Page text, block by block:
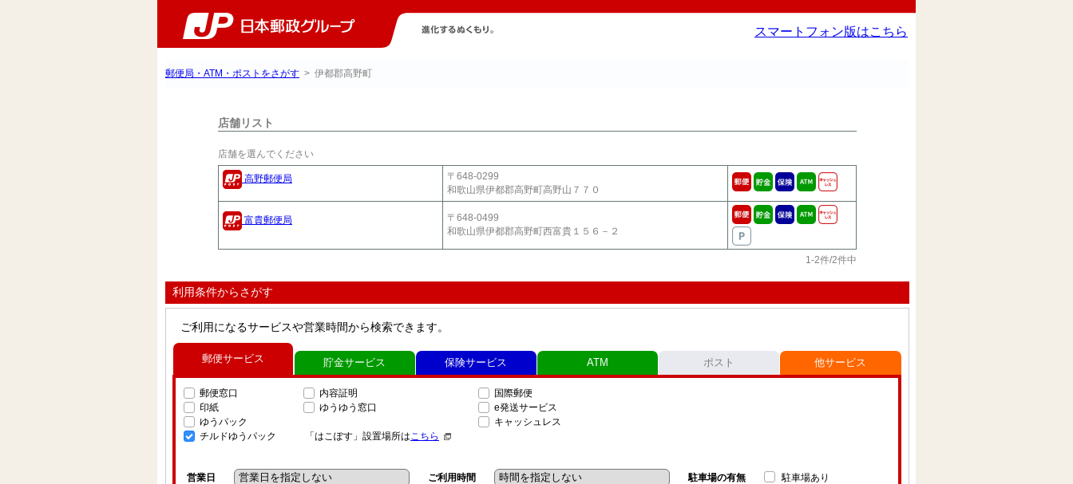
スマートフォン版はこちら
郵便局・ATM・ポストをさがす > 伊都郡高野町
店舗リスト
店舗を選んでください
高野郵便局
〒648-0299
和歌山県伊都郡高野町高野山７７０
富貴郵便局
〒648-0499
和歌山県伊都郡高野町西富貴１５６－２
1-2件/2件中
利用条件からさがす
ご利用になるサービスや営業時間から検索できます。
郵便サービス
郵便窓口
印紙
ゆうパック
チルドゆうパック
内容証明
ゆうゆう窓口
「はこぽす」設置場所はこちら
国際郵便
e発送サービス
キャッシュレス
営業日 ご利用時間 駐車場の有無 駐車場あり
貯金サービス 保険サービス ATM ポスト 他サービス